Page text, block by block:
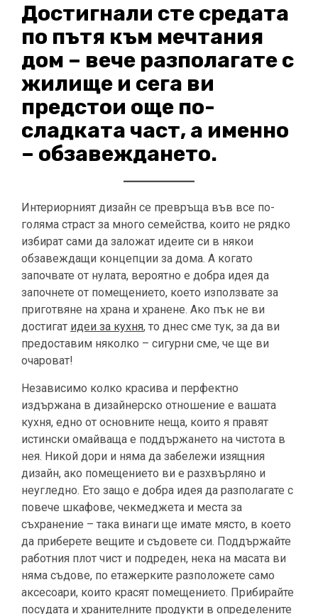
Достигнали сте средата
по пътя към мечтания
дом – вече разполагате с
жилище и сега ви
предстои още по-
сладката част, а именно
– обзавеждането.
Интериорният дизайн се превръща във все по-
голяма страст за много семейства, които не рядко
избират сами да заложат идеите си в някои
обзавеждащи концепции за дома. А когато
започвате от нулата, вероятно е добра идея да
започнете от помещението, което използвате за
приготвяне на храна и хранене. Ако пък не ви
достигат идеи за кухня, то днес сме тук, за да ви
предоставим няколко – сигурни сме, че ще ви
очароват!
Независимо колко красива и перфектно
издържана в дизайнерско отношение е вашата
кухня, едно от основните неща, които я правят
истински омайваща е поддържането на чистота в
нея. Никой дори и няма да забележи изящния
дизайн, ако помещението ви е разхвърляно и
неугледно. Ето защо е добра идея да разполагате с
повече шкафове, чекмеджета и места за
съхранение – така винаги ще имате място, в което
да приберете вещите и съдовете си. Поддържайте
работния плот чист и подреден, нека на масата ви
няма съдове, по етажерките разположете само
аксесоари, които красят помещението. Прибирайте
посудата и хранителните продукти в определените